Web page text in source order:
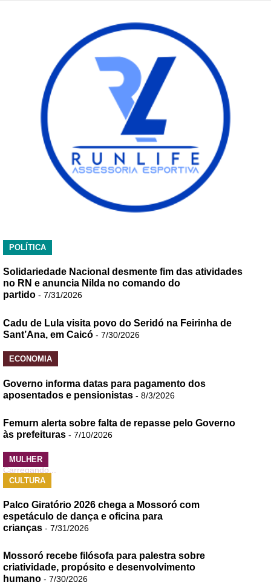
POLÍTICA
Solidariedade Nacional desmente fim das atividades
no RN e anuncia Nilda no comando do
partido - 7/31/2026
Cadu de Lula visita povo do Seridó na Feirinha de
Sant’Ana, em Caicó - 7/30/2026
ECONOMIA
Governo informa datas para pagamento dos
aposentados e pensionistas - 8/3/2026
Femurn alerta sobre falta de repasse pelo Governo
às prefeituras - 7/10/2026
MULHER
Carregando...
CULTURA
Palco Giratório 2026 chega a Mossoró com
espetáculo de dança e oficina para
crianças - 7/31/2026
Mossoró recebe filósofa para palestra sobre
criatividade, propósito e desenvolvimento
humano - 7/30/2026